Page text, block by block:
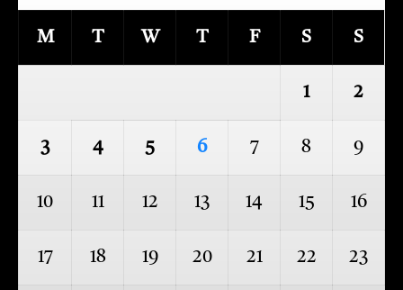
M T W T F S S
1 2
3 4 5 6 7 8 9
10 11 12 13 14 15 16
17 18 19 20 21 22 23